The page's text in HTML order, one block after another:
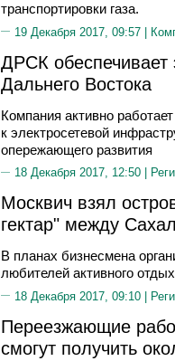
транспортировки газа.
19 Декабря 2017, 09:57 |
ДРСК обеспечивает
Дальнего Востока
Компания активно
к электросетевой
опережающего развития
18 Декабря 2017, 12:50 |
Москвич взял
гектар" между
В планах бизнесмена
любителей активного
18 Декабря 2017, 09:10 |
Переезжающие
смогут получить